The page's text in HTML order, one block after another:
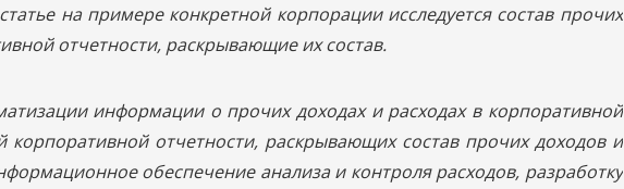
на примере конкретной корпорации исследуется состав прочих
отчетности, раскрывающие их состав.
информации о прочих доходах и расходах в корпоративной
отчетности, раскрывающих состав прочих доходов и
обеспечение анализа и контроля расходов, разработку